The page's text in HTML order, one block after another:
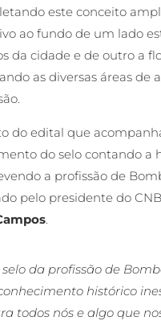
este conceito
ao fundo de um lado
da cidade e de outro a
as diversas áreas de
do edital que
do selo contando a
a profissão de
pelo presidente do
.
selo da profissão de
histórico
todos nós e algo que